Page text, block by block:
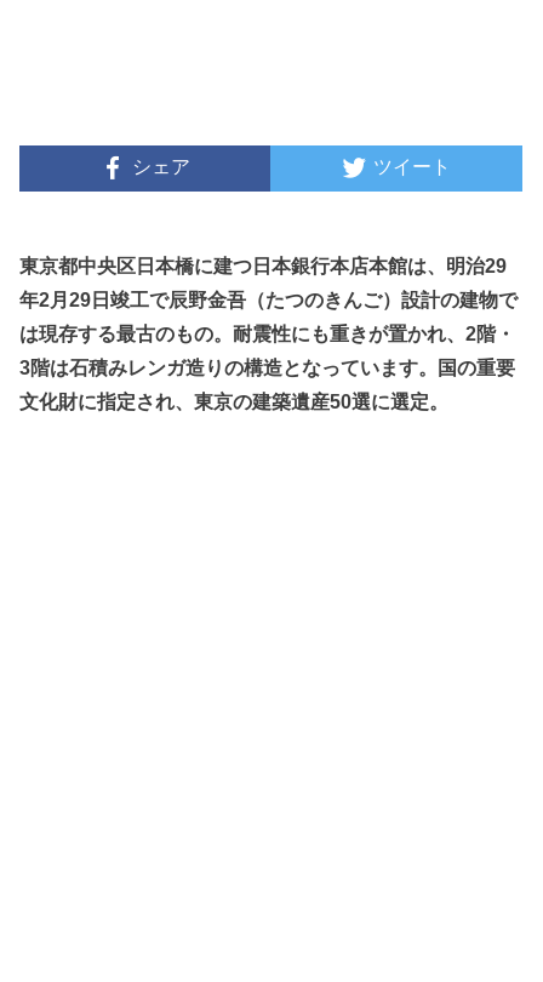
シェア ツイート
東京都中央区日本橋に建つ日本銀行本店本館は、明治29
年2月29日竣工で辰野金吾（たつのきんご）設計の建物で
は現存する最古のもの。耐震性にも重きが置かれ、2階・
3階は石積みレンガ造りの構造となっています。国の重要
文化財に指定され、東京の建築遺産50選に選定。